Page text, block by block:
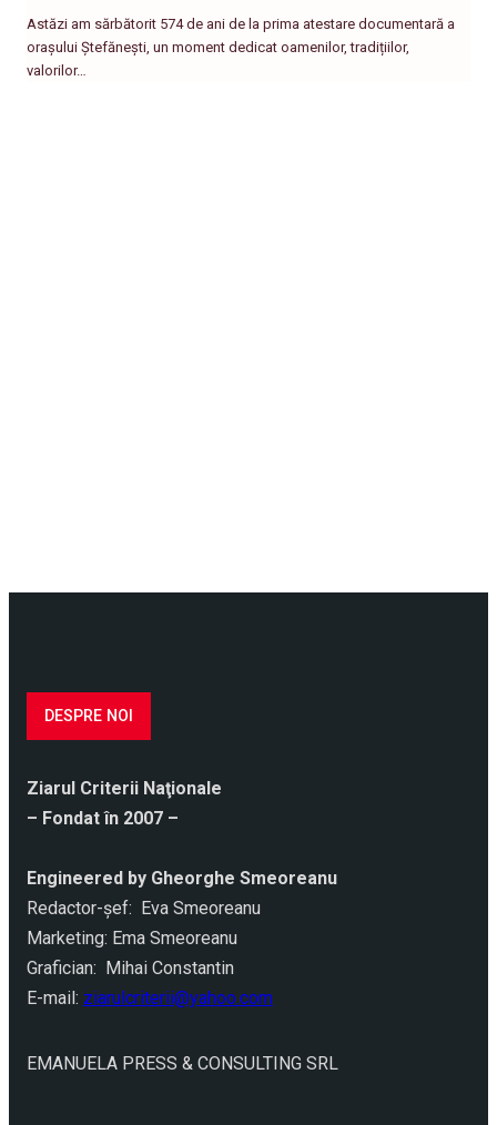
Astăzi am sărbătorit 574 de ani de la prima atestare documentară a
orașului Ștefănești, un moment dedicat oamenilor, tradițiilor,
valorilor…
DESPRE NOI
Ziarul Criterii Naţionale
– Fondat în 2007 –
Engineered by Gheorghe Smeoreanu
Redactor-şef: Eva Smeoreanu
Marketing: Ema Smeoreanu
Grafician: Mihai Constantin
E-mail: ziarulcriterii@yahoo.com
EMANUELA PRESS & CONSULTING SRL